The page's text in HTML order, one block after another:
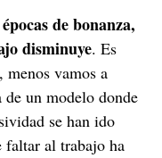
de bonanza,
disminuye. Es
vamos a
de un modelo donde
se han ido
faltar al trabajo ha